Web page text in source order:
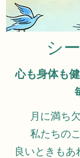
シ
心も身体も
月に満ち
私たちの
良いときもあ